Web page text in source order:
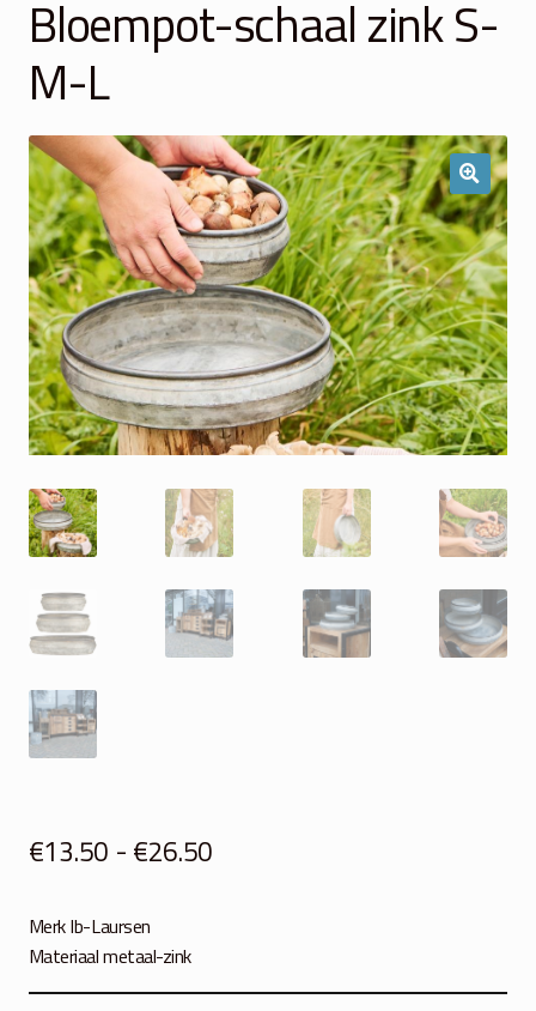
Winkelmand
Over Ons
Veelgestelde vragen
Contact
Bloempot-schaal zink S-
M-L
€13.50 - €26.50Prijsklasse:
Merk Ib-Laursen
Materiaal metaal-zink